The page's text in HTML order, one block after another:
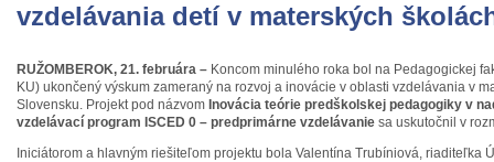
vzdelávania detí v materských
RUŽOMBEROK, 21. februára – Koncom minulého roka bol na Pedagogickej
KU) ukončený výskum zameraný na rozvoj a inovácie v oblasti vzdelávania v
Slovensku. Projekt pod názvom Inovácia teórie predškolskej pedagogiky v
vzdelávací program ISCED 0 – predprimárne vzdelávanie sa uskutočnil v
Iniciátorom a hlavným riešiteľom projektu bola Valentína Trubíniová, riaditeľka